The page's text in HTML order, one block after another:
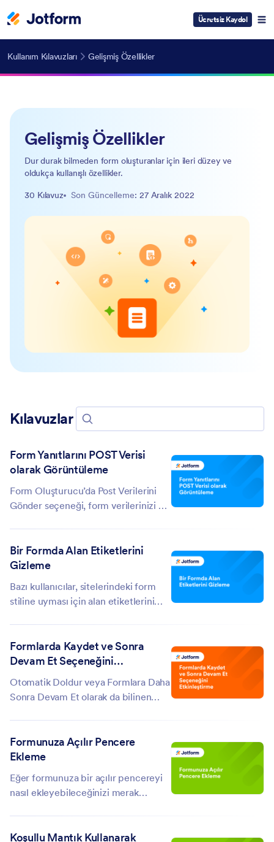
Ücretsiz Kaydol
Kullanım Kılavuzları Gelişmiş Özellikler
Gelişmiş Özellikler
Dur durak bilmeden form oluşturanlar için ileri düzey ve
oldukça kullanışlı özellikler.
30 Kılavuz
Son Güncelleme: 27 Aralık 2022
Kılavuzlar Kılavuzlarda Ara
Form Yanıtlarını POST Verisi
olarak Görüntüleme
Form Oluşturucu’da Post Verilerini
Gönder seçeneği, form verilerinizi bir
yanıtlarınızı POST verisi olarak
görüntülemek için uç nokta veya
Bir Formda Alan Etiketlerini
Gizleme
Bazı kullanıcılar, sitelerindeki form
stiline uyması için alan etiketlerini
görüntülemekten hoşlanmazlar. Bu
kılavuz, bir formda alan etiketlerinin
Formlarda Kaydet ve Sonra
Devam Et Seçeneğini
Etkinleştirme
Otomatik Doldur veya Formlara Daha
Sonra Devam Et olarak da bilinen
doldurdukları formları kaydetmeleri
için yollar sunar. Uzun formlar veya
Formunuza Açılır Pencere
Ekleme
Eğer formunuza bir açılır pencereyi
nasıl ekleyebileceğinizi merak
bilgi göstermek için
Koşullu Mantık Kullanarak